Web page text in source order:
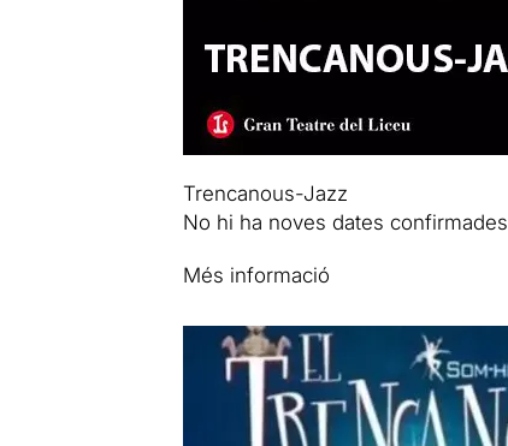
Trencanous-Jazz
No hi ha noves dates confirmades
Més informació